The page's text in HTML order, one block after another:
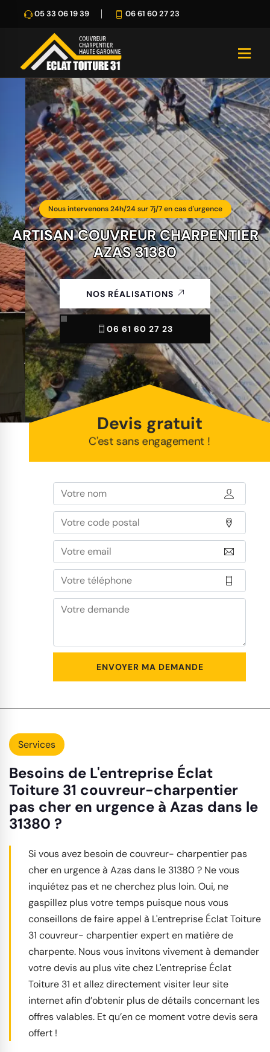
05 33 06 19 39 06 61 60 27 23
Nous intervenons 24h/24 sur 7j/7 en cas d'urgence
ARTISAN COUVREUR CHARPENTIER
AZAS 31380
NOS RÉALISATIONS
06 61 60 27 23
Devis gratuit
C'est sans engagement !
Services
Besoins de L'entreprise Éclat
Toiture 31 couvreur-charpentier
pas cher en urgence à Azas dans le
31380 ?
Si vous avez besoin de couvreur- charpentier pas
cher en urgence à Azas dans le 31380 ? Ne vous
inquiétez pas et ne cherchez plus loin. Oui, ne
gaspillez plus votre temps puisque nous vous
conseillons de faire appel à L'entreprise Éclat Toiture
31 couvreur- charpentier expert en matière de
charpente. Nous vous invitons vivement à demander
votre devis au plus vite chez L'entreprise Éclat
Toiture 31 et allez directement visiter leur site
internet afin d’obtenir plus de détails concernant les
offres valables. Et qu’en ce moment votre devis sera
offert !